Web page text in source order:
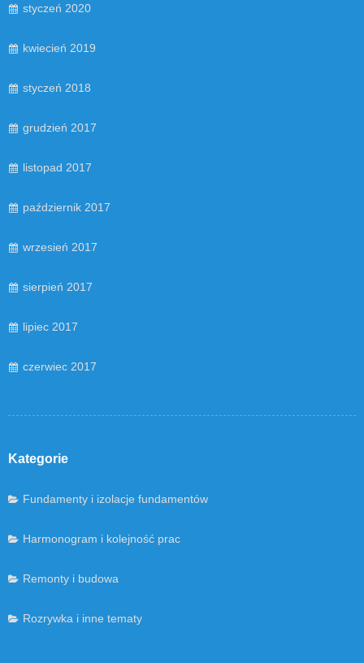
styczeń 2020
kwiecień 2019
styczeń 2018
grudzień 2017
listopad 2017
październik 2017
wrzesień 2017
sierpień 2017
lipiec 2017
czerwiec 2017
Kategorie
Fundamenty i izolacje fundamentów
Harmonogram i kolejność prac
Remonty i budowa
Rozrywka i inne tematy